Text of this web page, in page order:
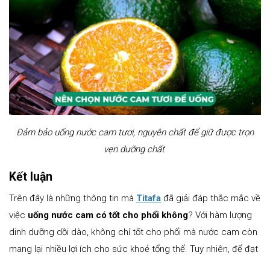
Đảm bảo uống nước cam tươi, nguyên chất để giữ được trọn
vẹn dưỡng chất
Kết luận
Trên đây là những thông tin mà Titafa đã giải đáp thắc mắc về
việc uống nước cam có tốt cho phổi không? Với hàm lượng
dinh dưỡng dồi dào, không chỉ tốt cho phổi mà nước cam còn
mang lại nhiều lợi ích cho sức khoẻ tổng thể. Tuy nhiên, để đạt